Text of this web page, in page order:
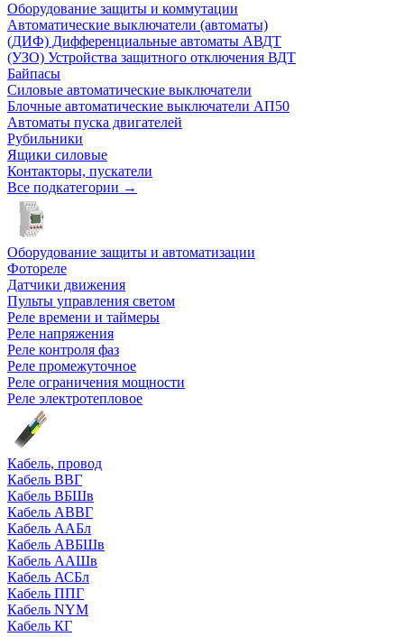
Оборудование защиты и коммутации
Автоматические выключатели (автоматы)
(ДИФ) Дифференциальные автоматы АВДТ
(УЗО) Устройства защитного отключения ВДТ
Байпасы
Силовые автоматические выключатели
Блочные автоматические выключатели АП50
Автоматы пуска двигателей
Рубильники
Ящики силовые
Контакторы, пускатели
Все подкатегории →
Оборудование защиты и автоматизации
Фотореле
Датчики движения
Пульты управления светом
Реле времени и таймеры
Реле напряжения
Реле контроля фаз
Реле промежуточное
Реле ограничения мощности
Реле электротепловое
Кабель, провод
Кабель ВВГ
Кабель ВБШв
Кабель АВВГ
Кабель ААБл
Кабель АВБШв
Кабель ААШв
Кабель АСБл
Кабель ППГ
Кабель NYM
Кабель КГ